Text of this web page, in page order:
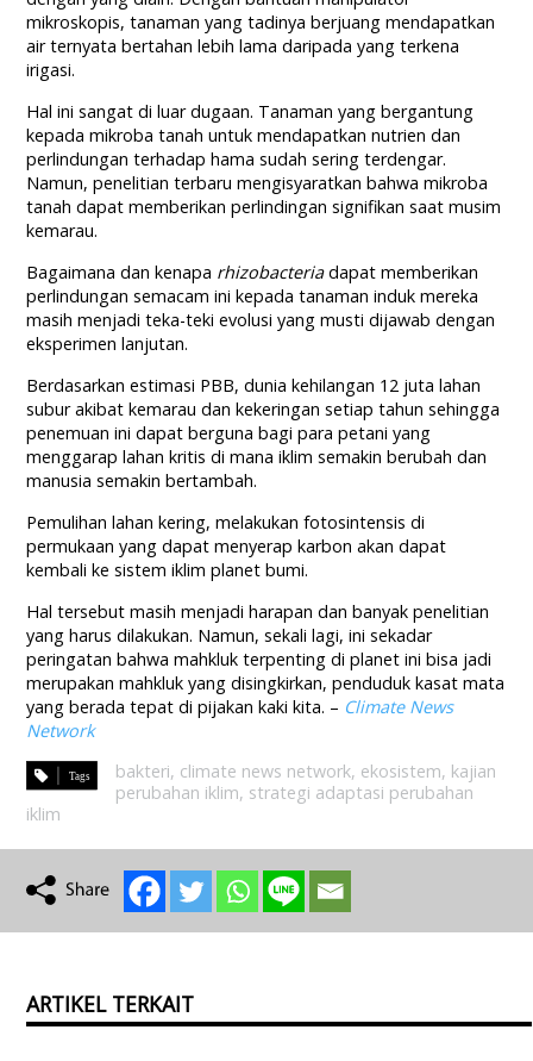
mikroskopis, tanaman yang tadinya berjuang mendapatkan
air ternyata bertahan lebih lama daripada yang terkena
irigasi.
Hal ini sangat di luar dugaan. Tanaman yang bergantung
kepada mikroba tanah untuk mendapatkan nutrien dan
perlindungan terhadap hama sudah sering terdengar.
Namun, penelitian terbaru mengisyaratkan bahwa mikroba
tanah dapat memberikan perlindingan signifikan saat musim
kemarau.
Bagaimana dan kenapa rhizobacteriadapat memberikan
perlindungan semacam ini kepada tanaman induk mereka
masih menjadi teka-teki evolusi yang musti dijawab dengan
eksperimen lanjutan.
Berdasarkan estimasi PBB, dunia kehilangan 12 juta lahan
subur akibat kemarau dan kekeringan setiap tahun sehingga
penemuan ini dapat berguna bagi para petani yang
menggarap lahan kritis di mana iklim semakin berubah dan
manusia semakin bertambah.
Pemulihan lahan kering, melakukan fotosintensis di
permukaan yang dapat menyerap karbon akan dapat
kembali ke sistem iklim planet bumi.
Hal tersebut masih menjadi harapan dan banyak penelitian
yang harus dilakukan. Namun, sekali lagi, ini sekadar
peringatan bahwa mahkluk terpenting di planet ini bisa jadi
merupakan mahkluk yang disingkirkan, penduduk kasat mata
yang berada tepat di pijakan kaki kita. – Climate News
Network
bakteri, climate news network, ekosistem, kajian
perubahan iklim, strategi adaptasi perubahan
iklim
ARTIKEL TERKAIT